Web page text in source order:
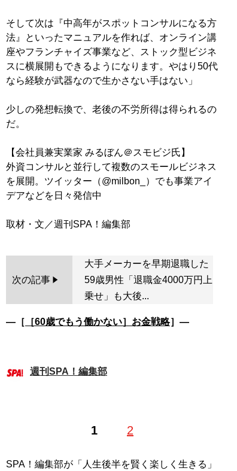
そして次は『中高年がスポットコンサルになる方
法』といったマニュアルを作れば、オンライン講
座やフランチャイズ事業など、ストック型ビジネ
スに横展開もできるようになります。やはり50代
なら経験が武器なので生かさない手はない」
少しの発想転換で、老後の不労所得は得られるの
だ。
【会社員兼実業家 みるぼん＠スモビジ氏】
外資コンサルと並行して複数のスモールビジネス
を展開。ツイッター（@milbon_）でも事業アイ
デアなどを日々発信中
次の記事
大手メーカーを早期退職した
59歳男性「退職金4000万円上
乗せ」も大後...
―［ ［60歳でもう働かない］お金戦略］―
週刊SPA！編集部
1 2
SPA！編集部が「人生後半を賢く楽しく生きる」